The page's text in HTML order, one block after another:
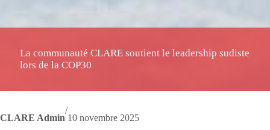
La communauté CLARE soutient le leadership sudiste
lors de la COP30
CLARE Admin
/
10 novembre 2025